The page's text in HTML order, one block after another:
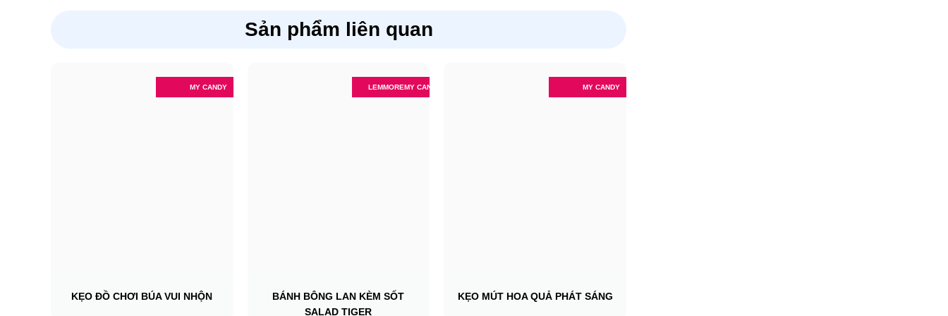
Sản phẩm liên quan
MY CANDY
KẸO ĐỒ CHƠI BÚA VUI NHỘN
LEMMOREMY CANDY
BÁNH BÔNG LAN KÈM SỐT
SALAD TIGER
MY CANDY
KẸO MÚT HOA QUẢ PHÁT SÁNG